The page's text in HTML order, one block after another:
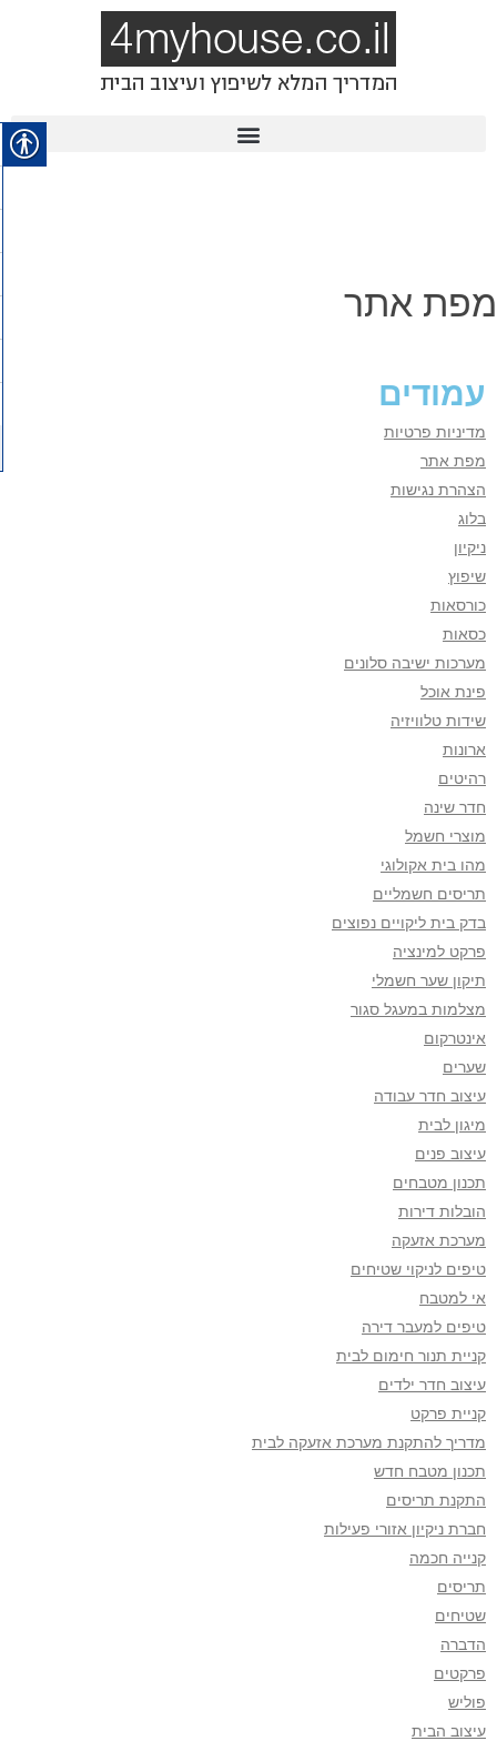
מפת אתר
עמודים
מדיניות פרטיות
מפת אתר
הצהרת נגישות
בלוג
ניקיון
שיפוץ
כורסאות
כסאות
מערכות ישיבה סלונים
פינת אוכל
שידות טלוויזיה
ארונות
רהיטים
חדר שינה
מוצרי חשמל
מהו בית אקולוגי
תריסים חשמליים
בדק בית ליקויים נפוצים
פרקט למינציה
תיקון שער חשמלי
מצלמות במעגל סגור
אינטרקום
שערים
עיצוב חדר עבודה
מיגון לבית
עיצוב פנים
תכנון מטבחים
הובלות דירות
מערכת אזעקה
טיפים לניקוי שטיחים
אי למטבח
טיפים למעבר דירה
קניית תנור חימום לבית
עיצוב חדר ילדים
קניית פרקט
מדריך להתקנת מערכת אזעקה לבית
תכנון מטבח חדש
התקנת תריסים
חברת ניקיון אזורי פעילות
קנייה חכמה
תריסים
שטיחים
הדברה
פרקטים
פוליש
עיצוב הבית